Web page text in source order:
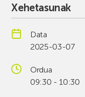
Xehetasunak
Data
2025-03-07
Ordua
09:30 - 10:30